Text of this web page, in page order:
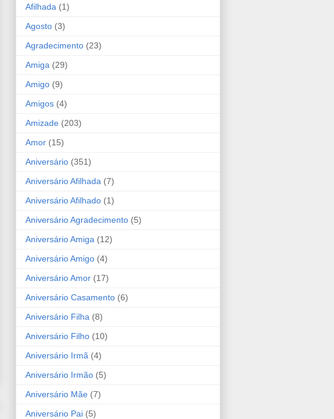
Afilhada (1)
Agosto (3)
Agradecimento (23)
Amiga (29)
Amigo (9)
Amigos (4)
Amizade (203)
Amor (15)
Aniversário (351)
Aniversário Afilhada (7)
Aniversário Afilhado (1)
Aniversário Agradecimento (5)
Aniversário Amiga (12)
Aniversário Amigo (4)
Aniversário Amor (17)
Aniversário Casamento (6)
Aniversário Filha (8)
Aniversário Filho (10)
Aniversário Irmã (4)
Aniversário Irmão (5)
Aniversário Mãe (7)
Aniversário Pai (5)